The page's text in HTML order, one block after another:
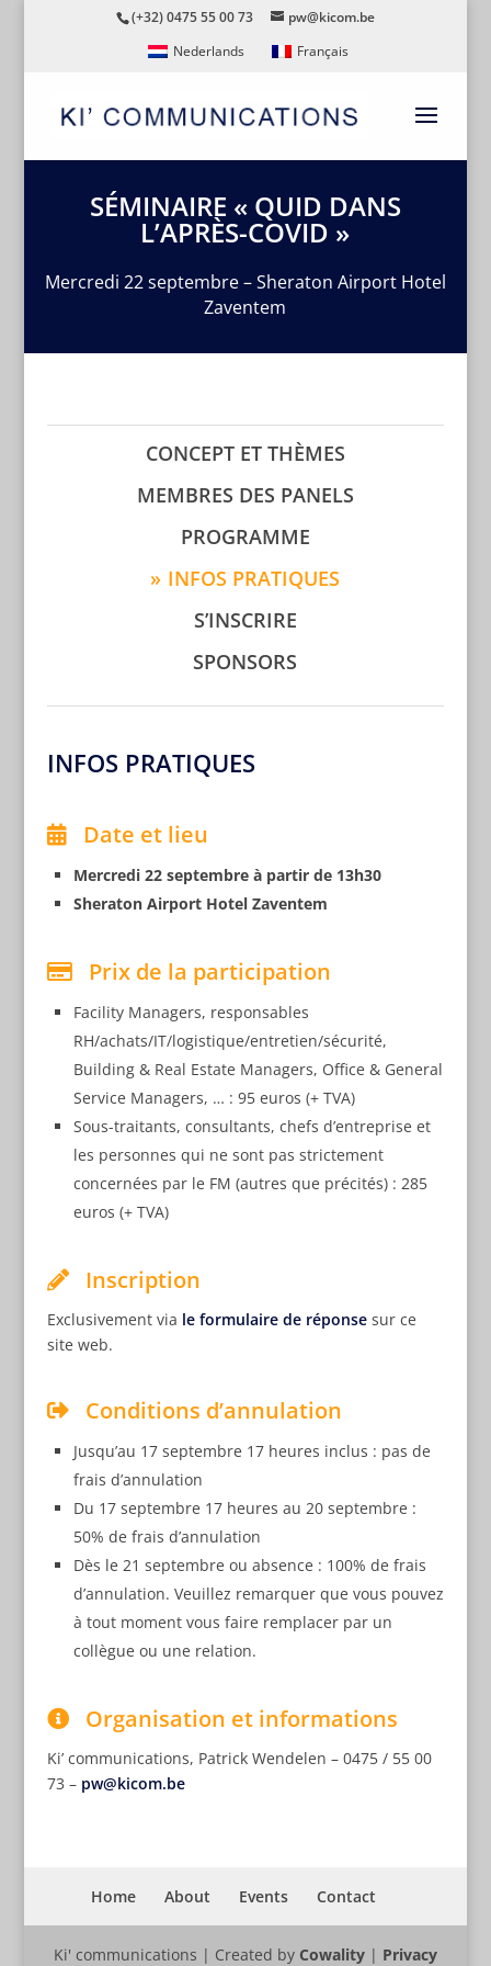
(+32) 0475 55 00 73
pw@kicom.be
Nederlands
Français
SÉMINAIRE « QUID DANS
L’APRÈS-COVID »
Mercredi 22 septembre – Sheraton Airport Hotel
Zaventem
CONCEPT ET THÈMES
MEMBRES DES PANELS
PROGRAMME
INFOS PRATIQUES
S’INSCRIRE
SPONSORS
INFOS PRATIQUES
Date et lieu
Mercredi 22 septembre à partir de 13h30
Sheraton Airport Hotel Zaventem
Prix de la participation
Facility Managers, responsables
RH/achats/IT/logistique/entretien/sécurité,
Building & Real Estate Managers, Office & General
Service Managers, … : 95 euros (+ TVA)
Sous-traitants, consultants, chefs d’entreprise et
les personnes qui ne sont pas strictement
concernées par le FM (autres que précités) : 285
euros (+ TVA)
Inscription
Exclusivement via le formulaire de réponsesur ce
site web.
Conditions d’annulation
Jusqu’au 17 septembre 17 heures inclus : pas de
frais d’annulation
Du 17 septembre 17 heures au 20 septembre :
50% de frais d’annulation
Dès le 21 septembre ou absence : 100% de frais
d’annulation. Veuillez remarquer que vous pouvez
à tout moment vous faire remplacer par un
collègue ou une relation.
Organisation et informations
Ki’ communications, Patrick Wendelen – 0475 / 55 00
73 – pw@kicom.be
Home About Events Contact
Ki' communications | Created by Cowality| Privacy